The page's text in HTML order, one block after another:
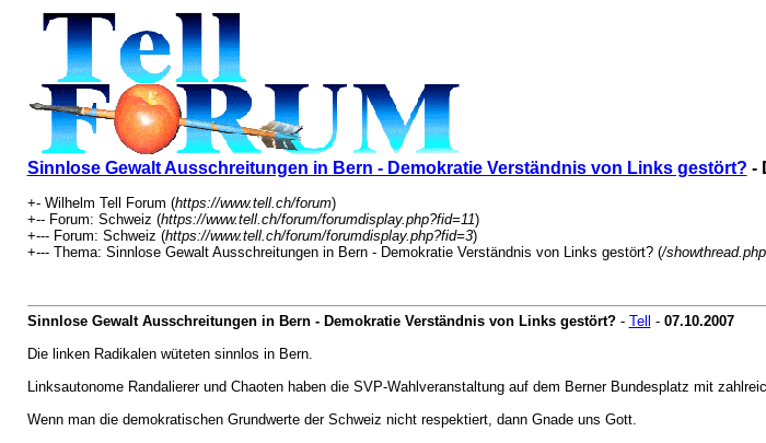
Sinnlose Gewalt Ausschreitungen in Bern - Demokratie Verständnis von Links gestört? -
+- Wilhelm Tell Forum (https://www.tell.ch/forum)
+-- Forum: Schweiz (https://www.tell.ch/forum/forumdisplay.php?fid=11)
+--- Forum: Schweiz (https://www.tell.ch/forum/forumdisplay.php?fid=3)
+--- Thema: Sinnlose Gewalt Ausschreitungen in Bern - Demokratie Verständnis von Links gestört? (/
Sinnlose Gewalt Ausschreitungen in Bern - Demokratie Verständnis von Links gestört?- Tell - 07.10.2007
Die linken Radikalen wüteten sinnlos in Bern.
Linksautonome Randalierer und Chaoten haben die SVP-Wahlveranstaltung auf dem Berner Bundesplatz mit
Wenn man die demokratischen Grundwerte der Schweiz nicht respektiert, dann Gnade uns Gott.